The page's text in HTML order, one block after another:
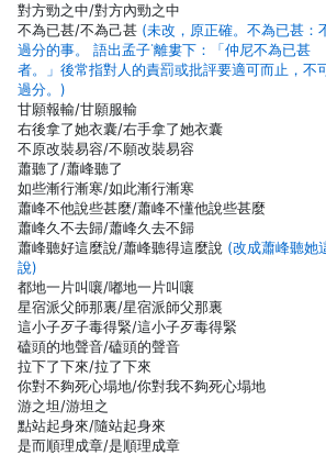
對方勁之中/對方內勁之中
不為已甚/不為己甚 (未改，原正確。不為已甚：
過分的事。 語出孟子˙離婁下：「仲尼不為已甚
者。」後常指對人的責罰或批評要適可而止，不
過分。)
甘願報輸/甘願服輸
右後拿了她衣囊/右手拿了她衣囊
不原改裝易容/不願改裝易容
蕭聽了/蕭峰聽了
如些漸行漸寒/如此漸行漸寒
蕭峰不他說些甚麼/蕭峰不懂他說些甚麼
蕭峰久不去歸/蕭峰久去不歸
蕭峰聽好這麼說/蕭峰聽得這麼說 (改成蕭峰聽她
說)
都地一片叫嚷/嘟地一片叫嚷
星宿派父師那裏/星宿派師父那裏
這小子歹子毒得緊/這小子歹毒得緊
磕頭的地聲音/磕頭的聲音
拉下了下來/拉了下來
你對不夠死心塌地/你對我不夠死心塌地
游之坦/游坦之
點站起身來/隨站起身來
是而順理成章/是順理成章